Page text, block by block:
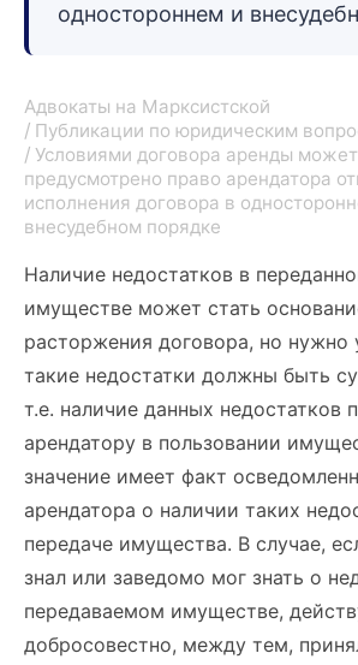
одностороннем и
Адвокаты на Марксистской
Публикации по юридическим
Условиями договора аренды
предусмотрено право арендатора
исполнения договора в
внесудебном порядке
Наличие недостатков в
имуществе может стать
расторжения договора, но нужно
такие недостатки должны быть
т.е. наличие данных недостатков
арендатору в пользовании
значение имеет факт
арендатора о наличии таких
передаче имущества. В случае,
знал или заведомо мог знать о
передаваемом имуществе,
добросовестно, между тем,